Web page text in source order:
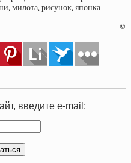
©
введите e-mail: